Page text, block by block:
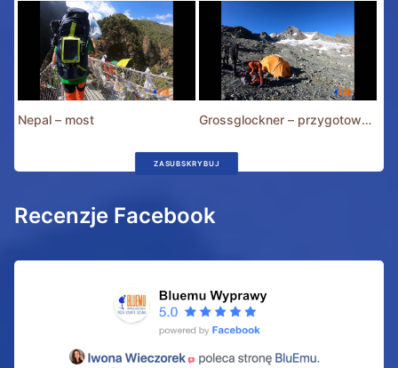
Nepal – most Grossglockner – przygotowania
ZASUBSKRYBUJ
Recenzje Facebook